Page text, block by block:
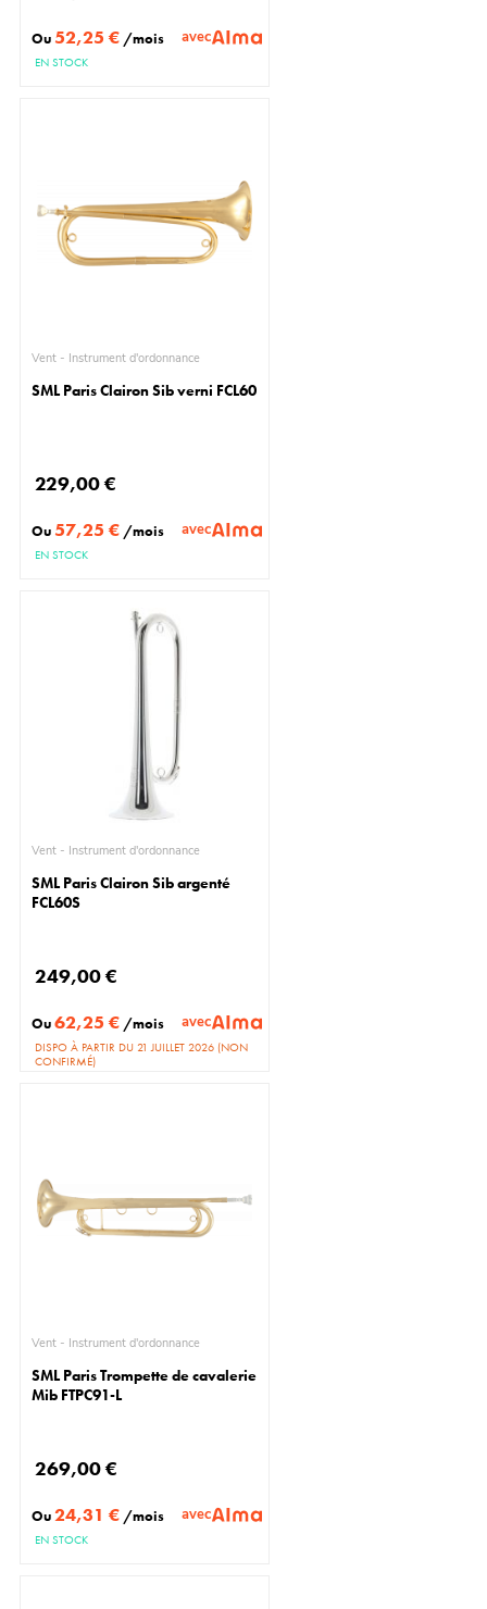
Ou52,25 € /mois avec
EN STOCK
Vent - Instrument d'ordonnance
SML Paris Clairon Sib verni FCL60
229,00 €
Ou57,25 € /mois avec
EN STOCK
Vent - Instrument d'ordonnance
SML Paris Clairon Sib argenté
FCL60S
249,00 €
Ou62,25 € /mois avec
DISPO À PARTIR DU 21 JUILLET 2026 (NON
CONFIRMÉ)
Vent - Instrument d'ordonnance
SML Paris Trompette de cavalerie
Mib FTPC91-L
269,00 €
Ou24,31 € /mois avec
EN STOCK